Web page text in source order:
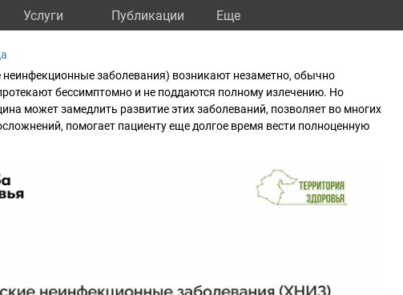
Услуги Публикации Eще
заболевания) возникают незаметно, обычно
бессимптомно и не поддаются полному излечению. Но
может замедлить развитие этих заболеваний, позволяет во многих
помогает пациенту еще долгое время вести полноценную